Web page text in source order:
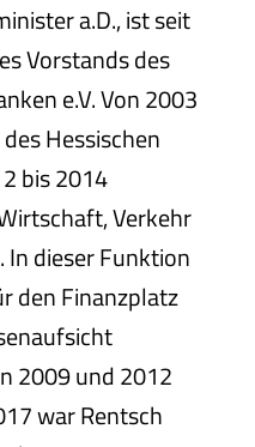
a.D., ist seit
Vorstands des
e.V. Von 2003
Hessischen
bis 2014
Verkehr
dieser Funktion
den Finanzplatz
2009 und 2012
war Rentsch